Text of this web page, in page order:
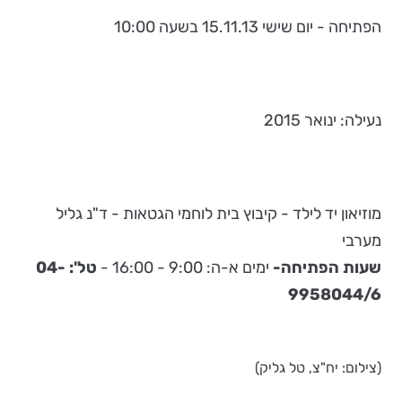
הפתיחה - יום שישי 15.11.13 בשעה 10:00
נעילה: ינואר 2015
מוזיאון יד לילד - קיבוץ בית לוחמי הגטאות - ד"נ גליל
מערבי
שעות הפתיחה- ימים א-ה: 9:00 - 16:00 - טל': 04-
9958044/6
(צילום: יח"צ, טל גליק)